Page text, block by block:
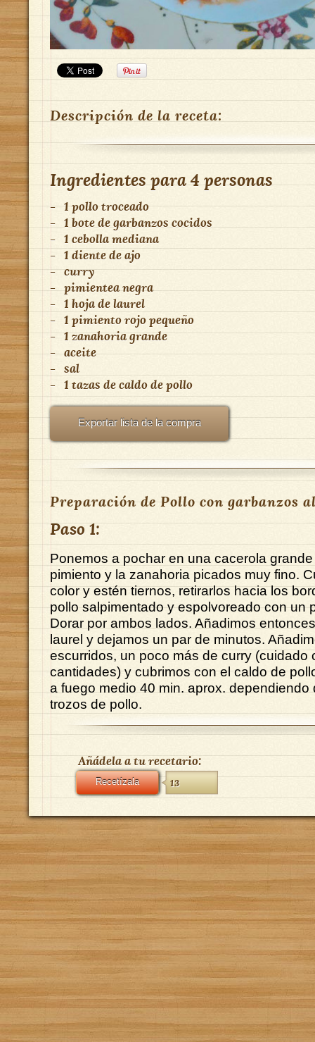
Descripción de la receta:
Ingredientes para4 personas
- 1 pollo troceado
- 1 bote de garbanzos cocidos
- 1 cebolla mediana
- 1 diente de ajo
- curry
- pimientea negra
- 1 hoja de laurel
- 1 pimiento rojo pequeño
- 1 zanahoria grande
- aceite
- sal
- 1 tazas de caldo de pollo
Exportar lista de la compra
Preparación de Pollo con garbanzos
Paso 1:
Ponemos a pochar en una cacerola
pimiento y la zanahoria picados muy fino.
color y estén tiernos, retirarlos hacia los
pollo salpimentado y espolvoreado con un
Dorar por ambos lados. Añadimos
laurel y dejamos un par de minutos.
escurridos, un poco más de curry (cuidado
cantidades) y cubrimos con el caldo de
a fuego medio 40 min. aprox. dependiendo
trozos de pollo.
Añádela a tu recetario:
Recetízala 13